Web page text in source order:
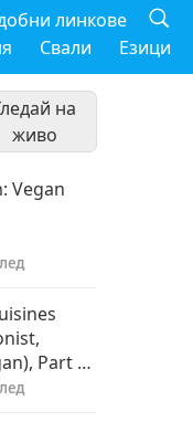
линкове
Свали Езици
на
живо
Vegan
Part 1
with